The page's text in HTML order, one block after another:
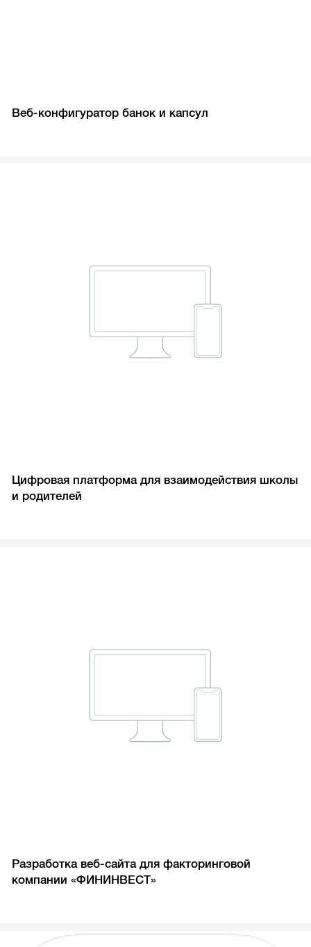
Веб-конфигуратор банок и капсул
Цифровая платформа для взаимодействия школы
и родителей
Разработка веб-сайта для факторинговой
компании «ФИНИНВЕСТ»